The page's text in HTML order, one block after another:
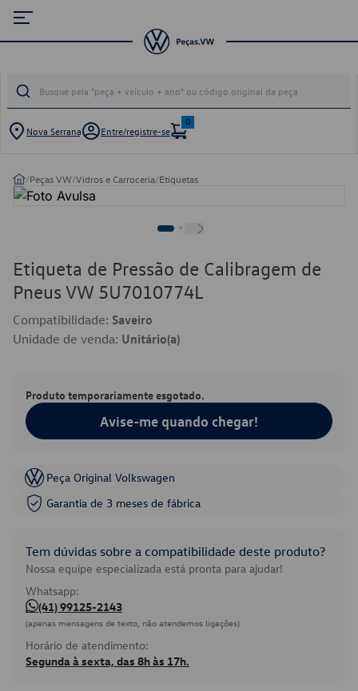
Nova Serrana Entre/registre-se
0
/Peças VW/Vidros e Carroceria/Etiquetas
Etiqueta de Pressão de Calibragem de
Pneus VW 5U7010774L
Compatibilidade: Saveiro
Unidade de venda: Unitário(a)
Produto temporariamente esgotado.
Avise-me quando chegar!
Peça Original Volkswagen
Garantia de 3 meses de fábrica
Tem dúvidas sobre a compatibilidade deste produto?
Nossa equipe especializada está pronta para ajudar!
Whatsapp:
(41) 99125-2143
(apenas mensagens de texto, não atendemos ligações)
Horário de atendimento:
Segunda à sexta, das 8h às 17h.